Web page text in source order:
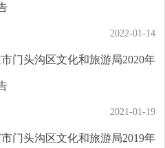
2022-01-14
门头沟区文化和旅游局2020年
2021-01-19
门头沟区文化和旅游局2019年